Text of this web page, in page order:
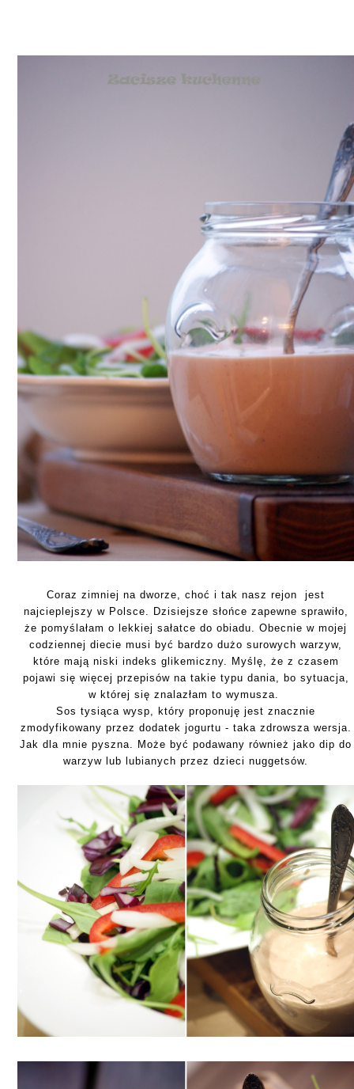
Coraz zimniej na dworze, choć i tak nasz rejon jest
najcieplejszy w Polsce. Dzisiejsze słońce zapewne sprawiło,
że pomyślałam o lekkiej sałatce do obiadu. Obecnie w mojej
codziennej diecie musi być bardzo dużo surowych warzyw,
które mają niski indeks glikemiczny. Myślę, że z czasem
pojawi się więcej przepisów na takie typu dania, bo sytuacja,
w której się znalazłam to wymusza.
Sos tysiąca wysp, który proponuję jest znacznie
zmodyfikowany przez dodatek jogurtu - taka zdrowsza wersja.
Jak dla mnie pyszna. Może być podawany również jako dip do
warzyw lub lubianych przez dzieci nuggetsów.